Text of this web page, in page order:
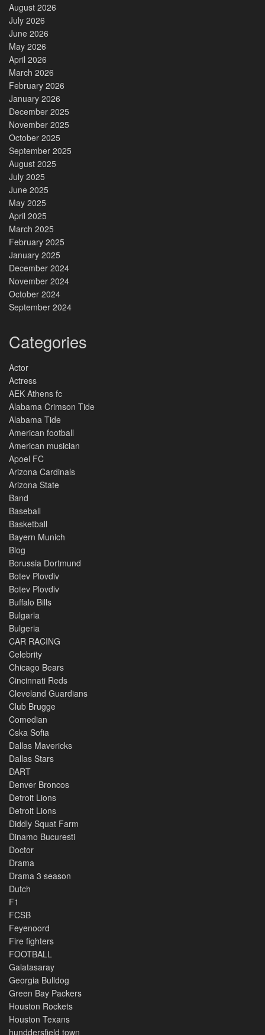
August 2026
July 2026
June 2026
May 2026
April 2026
March 2026
February 2026
January 2026
December 2025
November 2025
October 2025
September 2025
August 2025
July 2025
June 2025
May 2025
April 2025
March 2025
February 2025
January 2025
December 2024
November 2024
October 2024
September 2024
Categories
Actor
Actress
AEK Athens fc
Alabama Crimson Tide
Alabama Tide
American football
American musician
Apoel FC
Arizona Cardinals
Arizona State
Band
Baseball
Basketball
Bayern Munich
Blog
Borussia Dortmund
Botev Plovdiv
Botev Plovdiv
Buffalo Bills
Bulgaria
Bulgeria
CAR RACING
Celebrity
Chicago Bears
Cincinnati Reds
Cleveland Guardians
Club Brugge
Comedian
Cska Sofia
Dallas Mavericks
Dallas Stars
DART
Denver Broncos
Detroit Lions
Detroit Lions
Diddly Squat Farm
Dinamo Bucuresti
Doctor
Drama
Drama 3 season
Dutch
F1
FCSB
Feyenoord
Fire fighters
FOOTBALL
Galatasaray
Georgia Bulldog
Green Bay Packers
Houston Rockets
Houston Texans
hunddersfield town